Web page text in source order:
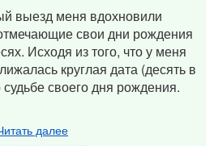
выезд меня вдохновили
свои дни рождения
Исходя из того, что у меня
круглая дата (десять в
своего дня рождения.
далее